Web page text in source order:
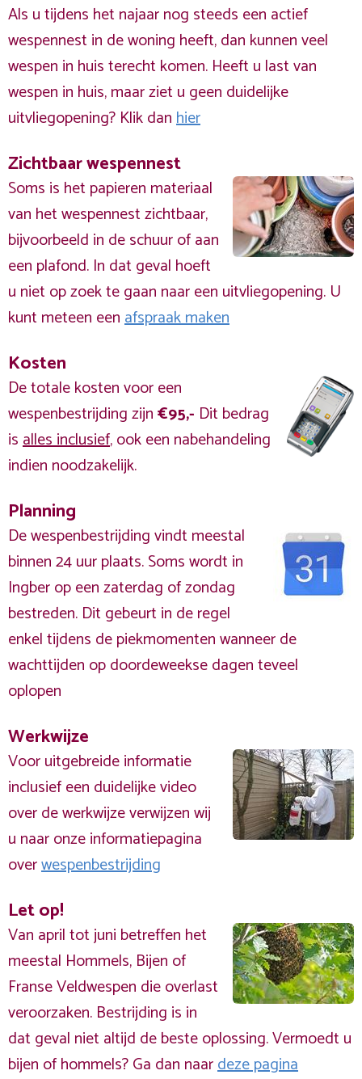
Als u tijdens het najaar nog steeds een actief
wespennest in de woning heeft, dan kunnen veel
wespen in huis terecht komen. Heeft u last van
wespen in huis, maar ziet u geen duidelijke
uitvliegopening? Klik danhier
Zichtbaar wespennest
Soms is het papieren materiaal
van het wespennest zichtbaar,
bijvoorbeeld in de schuur of aan
een plafond. In dat geval hoeft
u niet op zoek te gaan naar een uitvliegopening. U
kunt meteen eenafspraak maken
Kosten
De totale kosten voor een
wespenbestrijding zijn€95,- Dit bedrag
isalles inclusief, ook een nabehandeling
indien noodzakelijk.
Planning
De wespenbestrijding vindt meestal
binnen 24 uur plaats. Soms wordt in
Ingber op een zaterdag of zondag
bestreden. Dit gebeurt in de regel
enkel tijdens de piekmomenten wanneer de
wachttijden op doordeweekse dagen teveel
oplopen
Werkwijze
Voor uitgebreide informatie
inclusief een duidelijke video
over de werkwijze verwijzen wij
u naar onze informatiepagina
overwespenbestrijding
Let op!
Van april tot juni betreffen het
meestal Hommels, Bijen of
Franse Veldwespen die overlast
veroorzaken. Bestrijding is in
dat geval niet altijd de beste oplossing. Vermoedt u
bijen of hommels? Ga dan naardeze pagina